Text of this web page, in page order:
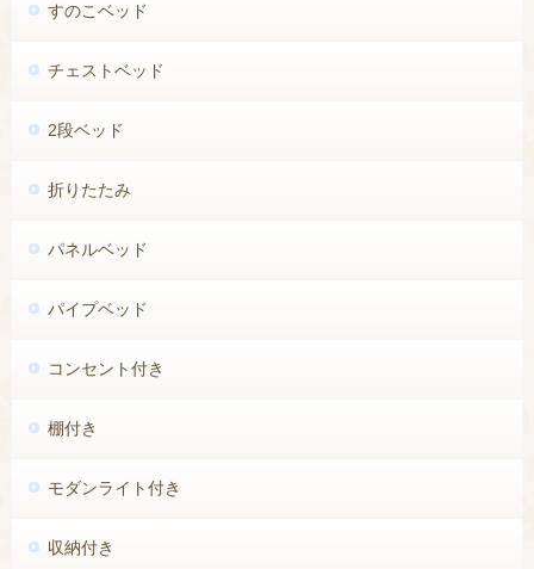
すのこベッド
チェストベッド
2段ベッド
折りたたみ
パネルベッド
パイプベッド
コンセント付き
棚付き
モダンライト付き
収納付き